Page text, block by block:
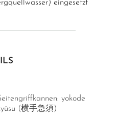
eingesetzt
yokode
(横手急須)